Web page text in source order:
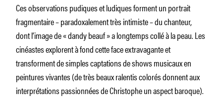
Ces observations pudiques et ludiques forment un portrait
fragmentaire – paradoxalement très intimiste – du chanteur,
dont l’image de « dandy beauf » a longtemps collé à la peau. Les
cinéastes explorent à fond cette face extravagante et
transforment de simples captations de shows musicaux en
peintures vivantes (de très beaux ralentis colorés donnent aux
interprétations passionnées de Christophe un aspect baroque).